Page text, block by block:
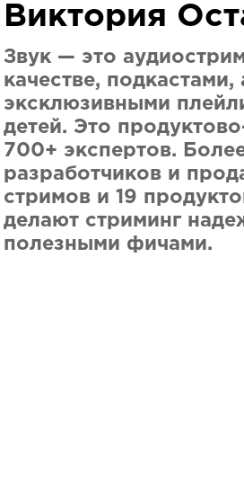
Виктория
Звук — это
качестве, подкастами,
эксклюзивными
детей. Это
700+ экспертов.
разработчиков и
стримов и 19
делают стриминг
полезными фичами.